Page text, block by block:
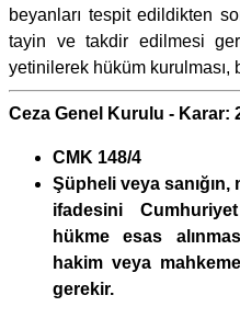
beyanları tespit edildikten
tayin ve takdir edilmesi
yetinilerek hüküm kurulması,
Ceza Genel Kurulu - Karar:
CMK 148/4
Şüpheli veya
ifadesini Cumhuriyet
hükme esas
hakim veya
gerekir.